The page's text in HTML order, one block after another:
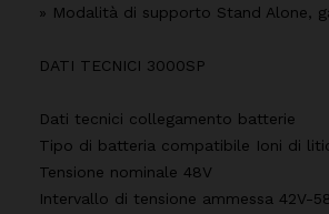
» Modalità di supporto Stand Alone,
DATI TECNICI 3000SP
Dati tecnici collegamento batterie
Tipo di batteria compatibile Ioni di
Tensione nominale 48V
Intervallo di tensione ammessa 42V-